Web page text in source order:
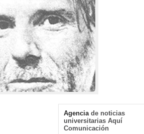
Agencia de noticias
universitarias Aquí
Comunicación